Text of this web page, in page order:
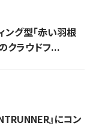
ング型「赤い羽根
クラウドフ...
』にコン